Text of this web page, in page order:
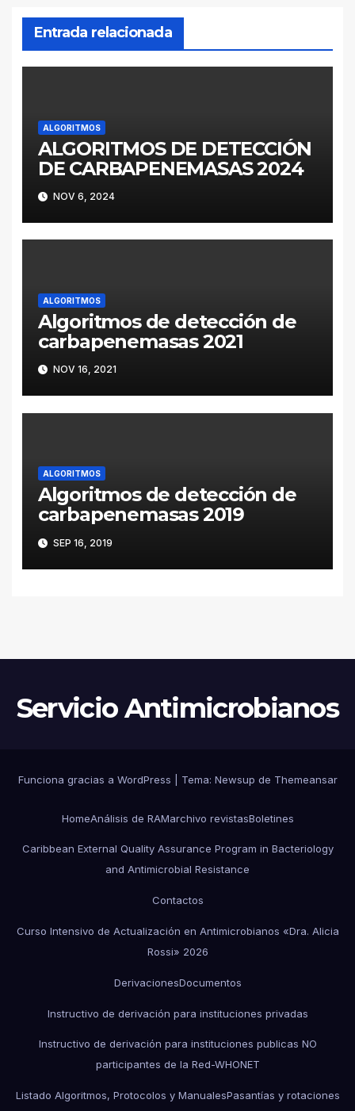
Entrada relacionada
ALGORITMOS
ALGORITMOS DE DETECCIÓN
DE CARBAPENEMASAS 2024
NOV 6, 2024
ALGORITMOS
Algoritmos de detección de
carbapenemasas 2021
NOV 16, 2021
ALGORITMOS
Algoritmos de detección de
carbapenemasas 2019
SEP 16, 2019
Servicio Antimicrobianos
Funciona gracias a WordPress Tema: Newsup de Themeansar
HomeAnálisis de RAMarchivo revistasBoletines
Caribbean External Quality Assurance Program in Bacteriology
and Antimicrobial Resistance
Contactos
Curso Intensivo de Actualización en Antimicrobianos «Dra. Alicia
Rossi» 2026
DerivacionesDocumentos
Instructivo de derivación para instituciones privadas
Instructivo de derivación para instituciones publicas NO
participantes de la Red-WHONET
Listado Algoritmos, Protocolos y ManualesPasantías y rotaciones